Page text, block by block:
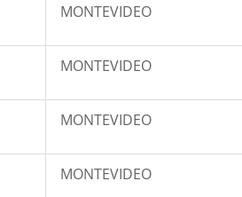
MONTEVIDEO
MONTEVIDEO
MONTEVIDEO
MONTEVIDEO